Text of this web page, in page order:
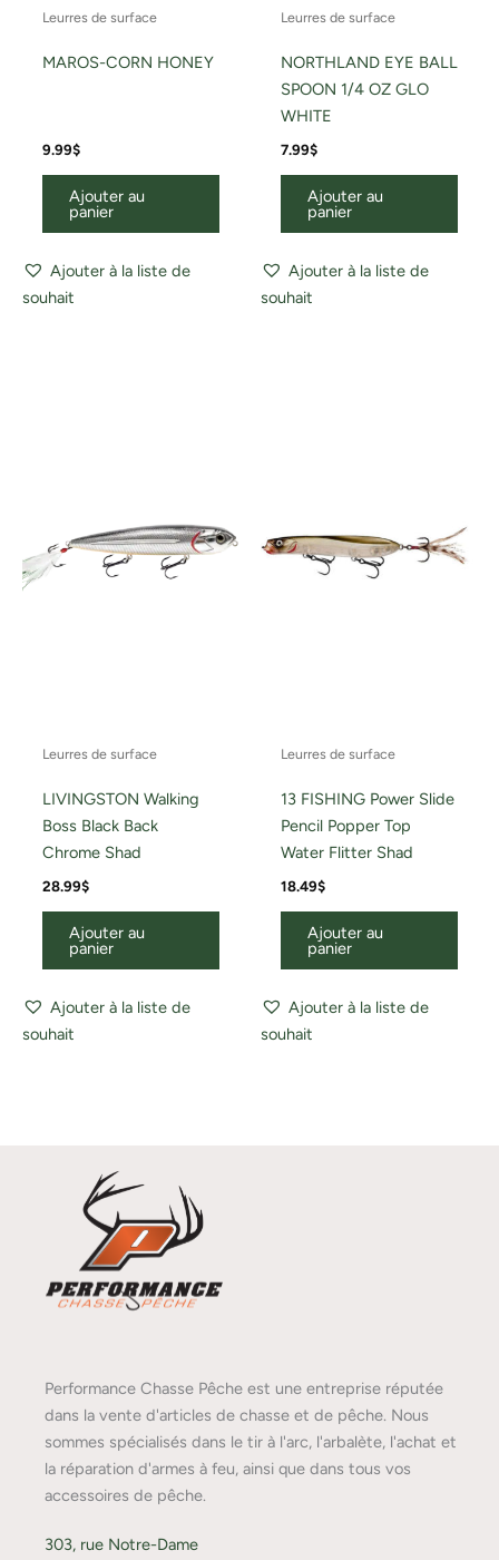
Leurres de surface
MAROS-CORN HONEY
9.99$
Ajouter au
panier
Ajouter à la liste de
souhait
Leurres de surface
NORTHLAND EYE BALL
SPOON 1/4 OZ GLO
WHITE
7.99$
Ajouter au
panier
Ajouter à la liste de
souhait
Leurres de surface
LIVINGSTON Walking
Boss Black Back
Chrome Shad
28.99$
Ajouter au
panier
Ajouter à la liste de
souhait
Leurres de surface
13 FISHING Power Slide
Pencil Popper Top
Water Flitter Shad
18.49$
Ajouter au
panier
Ajouter à la liste de
souhait
Performance Chasse Pêche est une entreprise réputée
dans la vente d'articles de chasse et de pêche. Nous
sommes spécialisés dans le tir à l'arc, l'arbalète, l'achat et
la réparation d'armes à feu, ainsi que dans tous vos
accessoires de pêche.
303, rue Notre-Dame